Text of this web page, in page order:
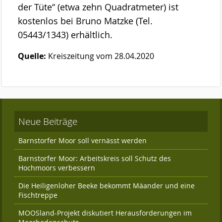
Der Beirat
Kontakt
der Tüte“ (etwa zehn Quadratmeter) ist
kostenlos bei Bruno Matzke (Tel.
05443/1343) erhältlich.
Quelle: Kreiszeitung vom 28.04.2020
Neue Beiträge
Barnstorfer Moor soll vernässt werden
Barnstorfer Moor: Arbeitskreis soll Schutz des
Hochmoors verbessern
Die Heiligenloher Beeke bekommt Mäander und eine
Fischtreppe
MOOSland-Projekt diskutiert Herausforderungen im